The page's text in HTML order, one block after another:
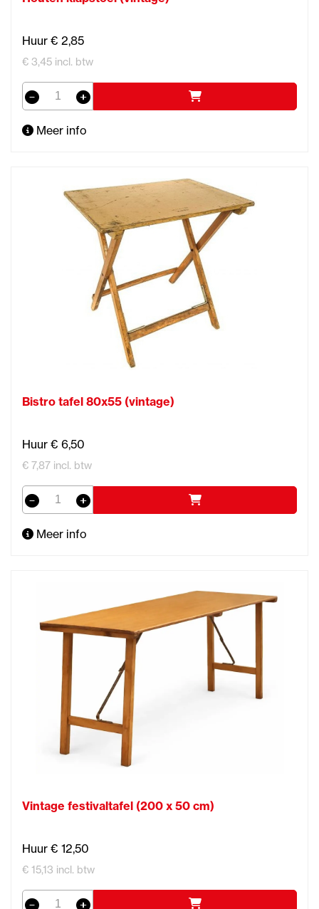
Huur € 2,85
€ 3,45 incl. btw
Meer info
Bistro tafel 80x55 (vintage)
Huur € 6,50
€ 7,87 incl. btw
Meer info
Vintage festivaltafel (200 x 50 cm)
Huur € 12,50
€ 15,13 incl. btw